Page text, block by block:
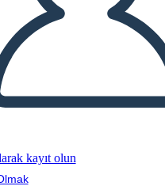
kayıt olun